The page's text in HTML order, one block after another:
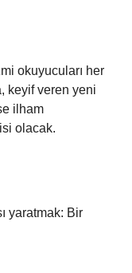
okuyucuları her
keyif veren yeni
ilham
olacak.
yaratmak: Bir